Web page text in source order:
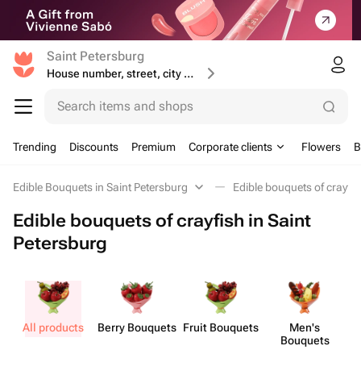
Saint Petersburg
House number, street, city or postcode
Search items and shops
Trending Discounts Premium Corporate clients Flowers
Edible Bouquets in Saint Petersburg Edible bouquets of
Edible bouquets of crayfish in Saint
Petersburg
All products Berry Bouquets Fruit Bouquets
Men's
Bouquets